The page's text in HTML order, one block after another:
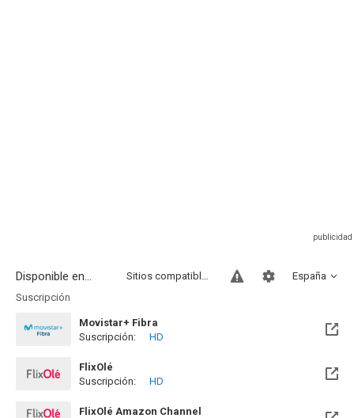
Disponible en... España
Sitios compatibles
Suscripción
Movistar+ Fibra
Disponible hasta el Vie, 01 Ene 2100 (Quedan 73 años)
Suscripción: HD
FlixOlé
Suscripción:
HD
FlixOlé Amazon Channel